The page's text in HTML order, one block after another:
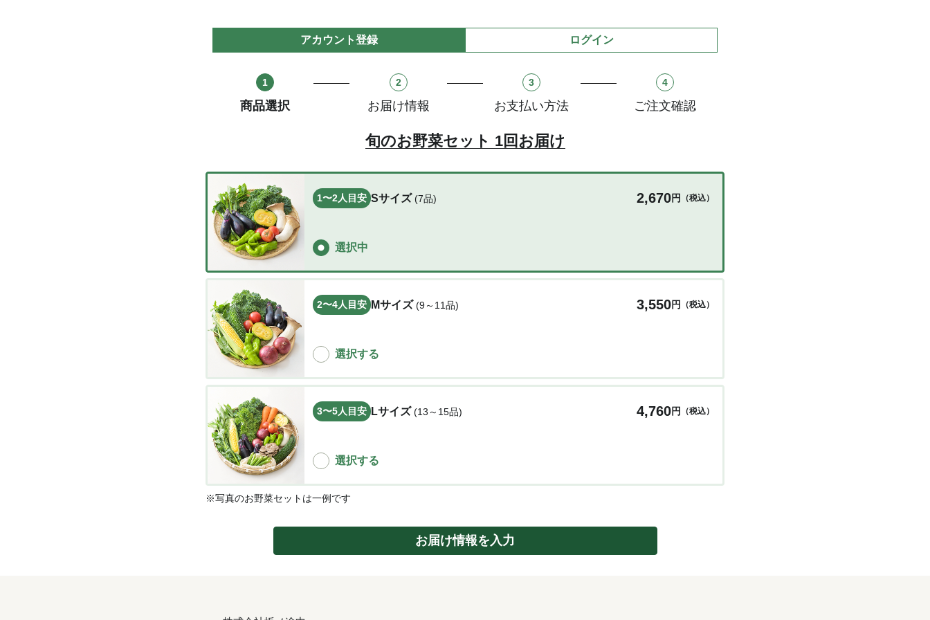
アカウント登録 ログイン
1
商品選択
2
お届け情報
3
お支払い方法
4
ご注文確認
旬のお野菜セット 1回お届け
1〜2人目安 Sサイズ (7品) 2,670円 （税込）
選択中
2〜4人目安 Mサイズ (9～11品) 3,550円 （税込）
選択する
3〜5人目安 Lサイズ (13～15品) 4,760円 （税込）
選択する
※写真のお野菜セットは一例です
お届け情報を入力